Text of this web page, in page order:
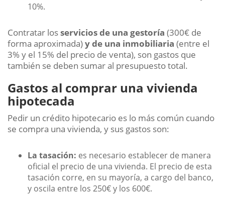
10%.
Contratar losservicios de una gestoría (300€ de
forma aproximada)y de una inmobiliaria (entre el
3% y el 15% del precio de venta), son gastos que
también se deben sumar al presupuesto total.
Gastos al comprar una vivienda
hipotecada
Pedir un crédito hipotecario es lo más común cuando
se compra una vivienda, y sus gastos son:
La tasación: es necesario establecer de manera
oficial el precio de una vivienda. El precio de esta
tasación corre, en su mayoría, a cargo del banco,
y oscila entre los 250€ y los 600€.